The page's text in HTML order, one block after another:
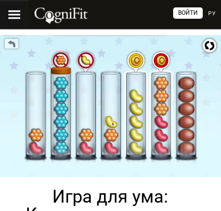
РУ
ВОЙТИ
Игра для ума: